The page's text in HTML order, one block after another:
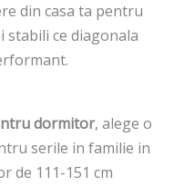
din casa ta pentru
stabili ce diagonala
dormitor, alege o
serile in familie in
de 111-151 cm